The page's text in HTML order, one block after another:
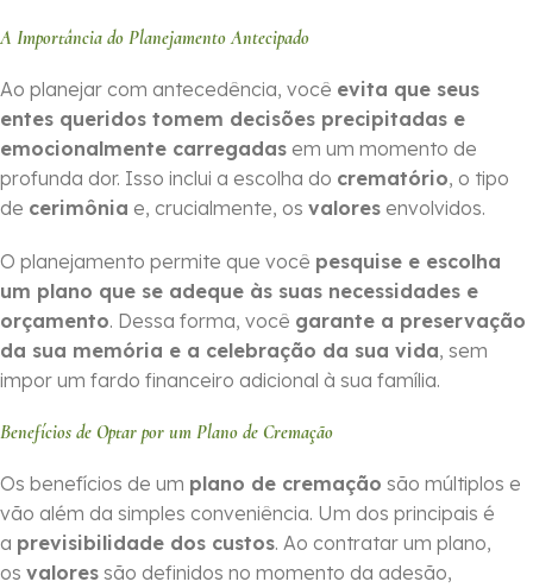
A Importância do Planejamento Antecipado
Ao planejar com antecedência, você evita que seus
entes queridos tomem decisões precipitadas e
emocionalmente carregadas em um momento de
profunda dor. Isso inclui a escolha do crematório, o tipo
de cerimônia e, crucialmente, os valores envolvidos.
O planejamento permite que você pesquise e escolha
um plano que se adeque às suas necessidades e
orçamento. Dessa forma, você garante a preservação
da sua memória e a celebração da sua vida, sem
impor um fardo financeiro adicional à sua família.
Benefícios de Optar por um Plano de Cremação
Os benefícios de um plano de cremação são múltiplos e
vão além da simples conveniência. Um dos principais é
a previsibilidade dos custos. Ao contratar um plano,
os valores são definidos no momento da adesão,